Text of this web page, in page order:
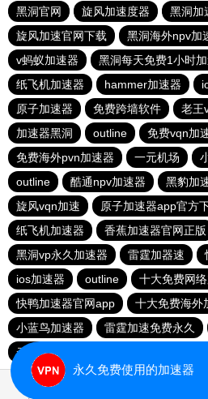
黑洞官网
旋风加速度器 黑洞加
旋风加速官网下载
黑洞海外npv加
v蚂蚁加速器
黑洞每天免费1小时
纸飞机加速器
hammer加速器
原子加速器
免费跨墙软件 老王
加速器黑洞
outline
免费vqn加
免费海外pvn加速器
一元机场
outline
酷通npv加速器 黑豹加
旋风vqn加速
原子加速器app官方
纸飞机加速器
香蕉加速器官网正版
黑洞vp永久加速器
雷霆加器速
ios加速器
outline
十大免费网
快鸭加速器官网app
十大免费海外
小蓝鸟加速器
雷霆加速免费永久
云帆加速器
永久免费使用的加速器